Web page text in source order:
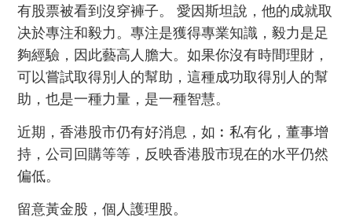
有股票被看到沒穿褲子。 愛因斯坦說，他的成就取
决於專注和毅力。專注是獲得專業知識，毅力是足
夠經驗，因此藝高人膽大。如果你沒有時間理財，
可以嘗試取得別人的幫助，這種成功取得別人的幫
助，也是一種力量，是一種智慧。
近期，香港股市仍有好消息，如︰私有化，董事增
持，公司回購等等，反映香港股市現在的水平仍然
偏低。
留意黃金股，個人護理股。